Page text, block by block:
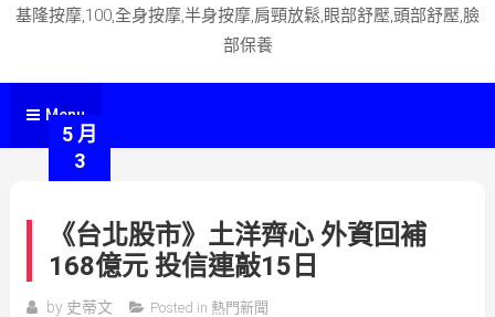
基隆按摩,100,全身按摩,半身按摩,肩頸放鬆,眼部舒壓,頭部舒壓,臉
部保養
Menu
5 月
3
《台北股市》土洋齊心 外資回補
168億元 投信連敲15日
by 史蒂文 Posted in 熱門新聞